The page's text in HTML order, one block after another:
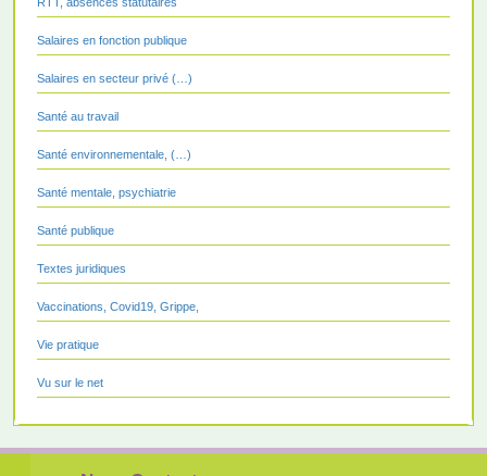
Salaires en fonction publique
Salaires en secteur privé (…)
Santé au travail
Santé environnementale, (…)
Santé mentale, psychiatrie
Santé publique
Textes juridiques
Vaccinations, Covid19, Grippe,
Vie pratique
Vu sur le net